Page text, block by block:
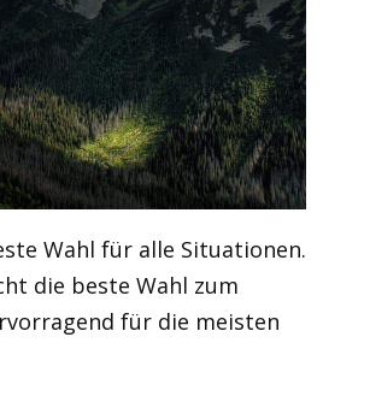
Wahl für alle Situationen.
die beste Wahl zum
für die meisten